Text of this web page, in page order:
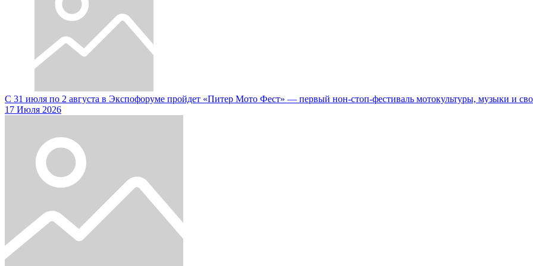
С 31 июля по 2 августа в Экспофоруме пройдет «Питер Мото Фест» — первый нон-стоп-фестиваль мотокультуры, музыки и
17 Июля 2026